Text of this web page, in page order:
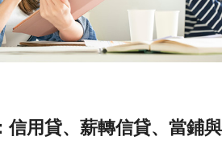
信用貸、薪轉信貸、當鋪